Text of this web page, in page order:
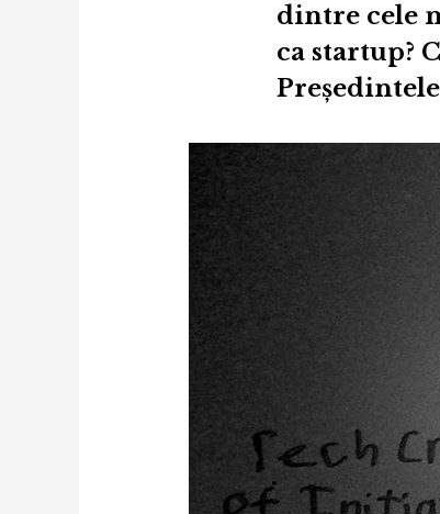
dintre cele
ca startup?